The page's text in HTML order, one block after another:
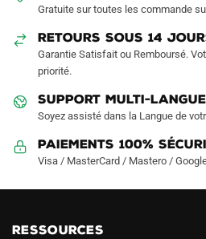
choisies
sur
page
produit
Gratuite sur toutes les commande
RETOURS SOUS 14
Garantie Satisfait ou Remboursé.
priorité.
SUPPORT MULTI-LANGUE
Soyez assisté dans la Langue de
Paiements 100%
Visa / MasterCard / Mastero /
RESSOURCES